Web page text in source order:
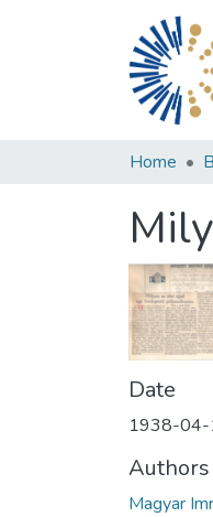
Home
Date
1938-
Authors
Magyar